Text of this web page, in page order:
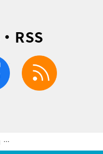
RSS
facebook
『関ジャム』になんと美輪明宏！文豪をも虜にした音楽表現と美学に迫る